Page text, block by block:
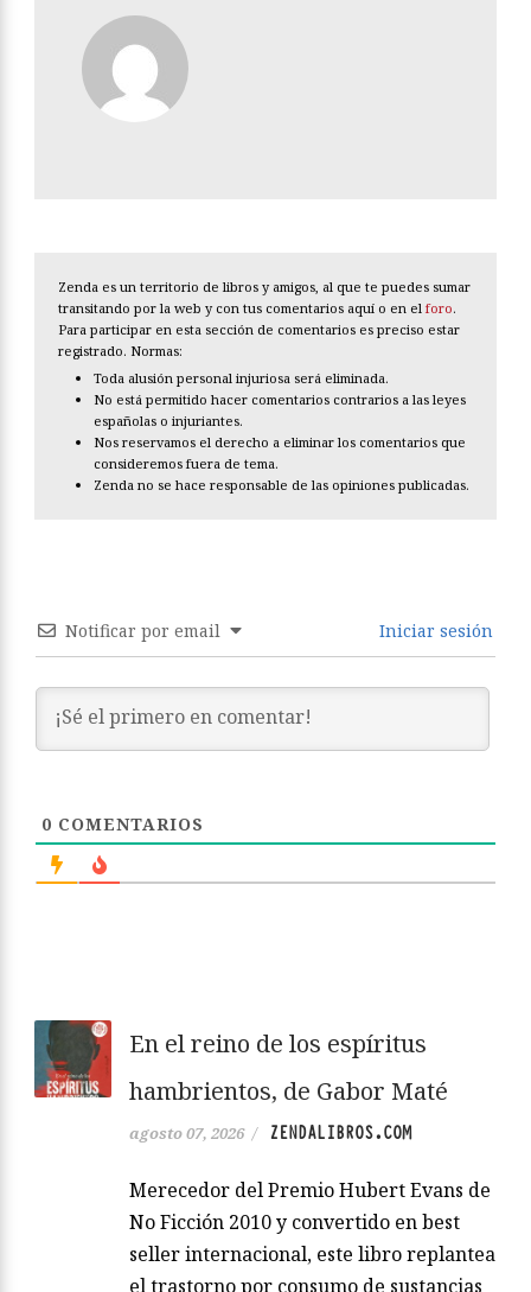
Zenda es un territorio de libros y amigos, al que te puedes sumar
transitando por la web y con tus comentarios aquí o en el foro.
Para participar en esta sección de comentarios es preciso estar
registrado. Normas:
Toda alusión personal injuriosa será eliminada.
No está permitido hacer comentarios contrarios a las leyes
españolas o injuriantes.
Nos reservamos el derecho a eliminar los comentarios que
consideremos fuera de tema.
Zenda no se hace responsable de las opiniones publicadas.
Notificar por email Iniciar sesión
0 COMENTARIOS
En el reino de los espíritus
hambrientos, de Gabor Maté
agosto 07, 2026 / ZENDALIBROS.COM
Merecedor del Premio Hubert Evans de
No Ficción 2010 y convertido en best
seller internacional, este libro replantea
el trastorno por consumo de sustancias